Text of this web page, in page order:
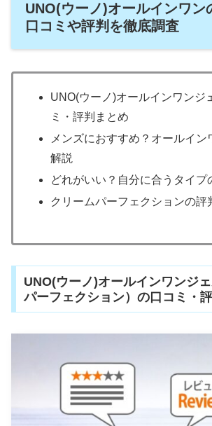
UNO(ウーノ)オールインワン
口コミや評判を徹底調査
UNO(ウーノ)オールインワンジ
ミ・評判まとめ
メンズにおすすめ？オールイン
解説
どれがいい？自分に合うタイプ
クリームパーフェクションの評
UNO(ウーノ)オールインワンジ
パーフェクション）の口コミ・